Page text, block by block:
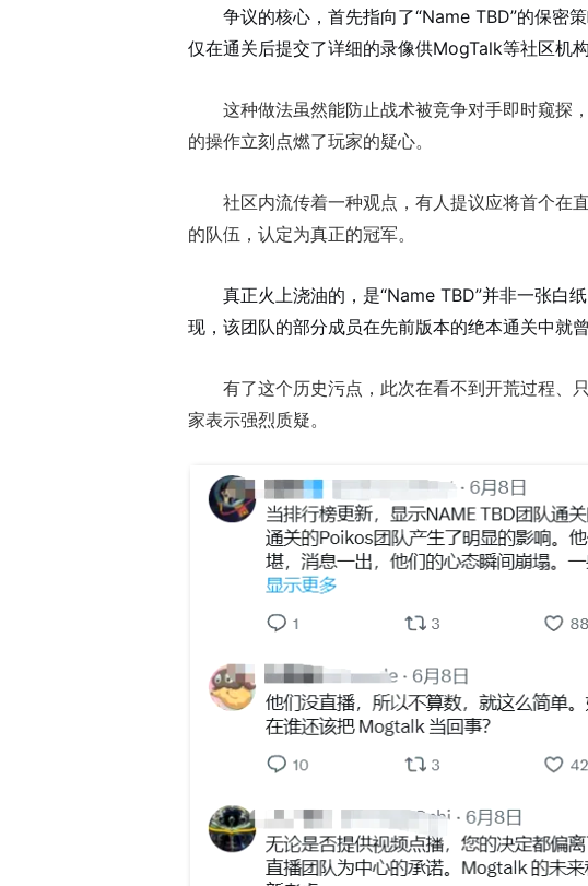
争议的核心，首先指向了“Name TBD”的保密
仅在通关后提交了详细的录像供MogTalk等社区机
这种做法虽然能防止战术被竞争对手即时窥探
的操作立刻点燃了玩家的疑心。
社区内流传着一种观点，有人提议应将首个在
的队伍，认定为真正的冠军。
真正火上浇油的，是“Name TBD”并非一张白
现，该团队的部分成员在先前版本的绝本通关中就
有了这个历史污点，此次在看不到开荒过程、
家表示强烈质疑。